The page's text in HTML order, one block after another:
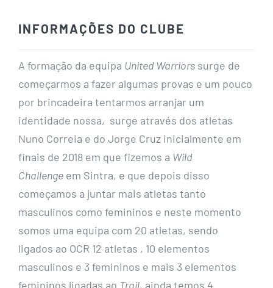
INFORMAÇÕES DO CLUBE
A formação da equipa United Warriorssurge de
começarmos a fazer algumas provas e um pouco
por brincadeira tentarmos arranjar um
identidade nossa, surge através dos atletas
Nuno Correia e do Jorge Cruz inicialmente em
finais de 2018 em que fizemos a Wild
Challengeem Sintra, e que depois disso
começamos a juntar mais atletas tanto
masculinos como femininos e neste momento
somos uma equipa com 20 atletas, sendo
ligados ao OCR 12 atletas , 10 elementos
masculinos e 3 femininos e mais 3 elementos
femininos ligadas ao Trail, ainda temos 4